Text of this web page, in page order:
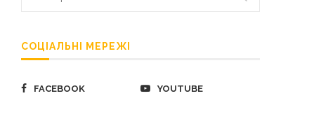
СОЦІАЛЬНІ МЕРЕЖІ
FACEBOOK YOUTUBE